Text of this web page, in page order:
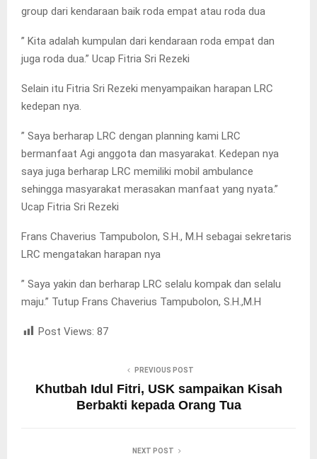
group dari kendaraan baik roda empat atau roda dua
” Kita adalah kumpulan dari kendaraan roda empat dan
juga roda dua.” Ucap Fitria Sri Rezeki
Selain itu Fitria Sri Rezeki menyampaikan harapan LRC
kedepan nya.
” Saya berharap LRC dengan planning kami LRC
bermanfaat Agi anggota dan masyarakat. Kedepan nya
saya juga berharap LRC memiliki mobil ambulance
sehingga masyarakat merasakan manfaat yang nyata.”
Ucap Fitria Sri Rezeki
Frans Chaverius Tampubolon, S.H., M.H sebagai sekretaris
LRC mengatakan harapan nya
” Saya yakin dan berharap LRC selalu kompak dan selalu
maju.” Tutup Frans Chaverius Tampubolon, S.H.,M.H
Post Views: 87
PREVIOUS POST
Khutbah Idul Fitri, USK sampaikan Kisah
Berbakti kepada Orang Tua
NEXT POST